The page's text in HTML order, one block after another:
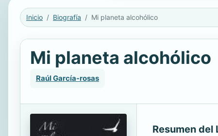
Inicio Biografía Mi planeta alcohólico
Mi planeta alcohólico
Raúl García-rosas
Resumen del